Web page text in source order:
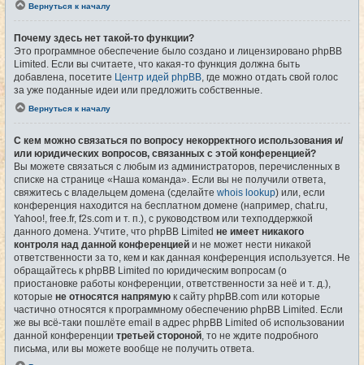
Вернуться к началу
Почему здесь нет такой-то функции?
Это программное обеспечение было создано и лицензировано phpBB
Limited. Если вы считаете, что какая-то функция должна быть
добавлена, посетите Центр идей phpBB , где можно отдать свой голос
за уже поданные идеи или предложить собственные.
Вернуться к началу
С кем можно связаться по вопросу некорректного использования и/
или юридических вопросов, связанных с этой конференцией?
Вы можете связаться с любым из администраторов, перечисленных в
списке на странице «Наша команда». Если вы не получили ответа,
свяжитесь с владельцем домена (сделайте whois lookup) или, если
конференция находится на бесплатном домене (например, chat.ru,
Yahoo!, free.fr, f2s.com и т. п.), с руководством или техподдержкой
данного домена. Учтите, что phpBB Limited не имеет никакого
контроля над данной конференцией и не может нести никакой
ответственности за то, кем и как данная конференция используется. Не
обращайтесь к phpBB Limited по юридическим вопросам (о
приостановке работы конференции, ответственности за неё и т. д.),
которые не относятся напрямую к сайту phpBB.com или которые
частично относятся к программному обеспечению phpBB Limited. Если
же вы всё-таки пошлёте email в адрес phpBB Limited об использовании
данной конференции третьей стороной , то не ждите подробного
письма, или вы можете вообще не получить ответа.